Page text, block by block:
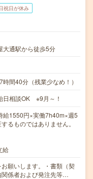
祝日が休み
大通駅から徒歩5分
間40分（残業少なめ！）
相談OK ※9月～！
1550円×実働7h40m×週5
るものではありません。
給
願いします。・書類（契
係者および発注先等…